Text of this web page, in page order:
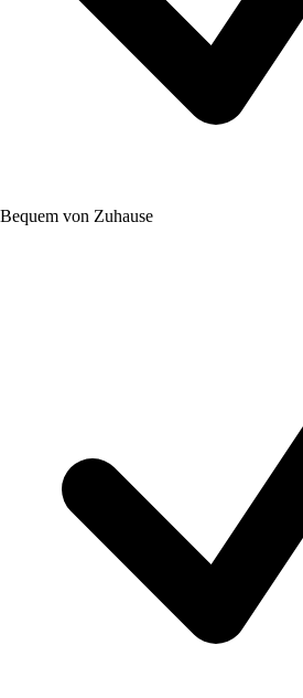
Bequem von Zuhause